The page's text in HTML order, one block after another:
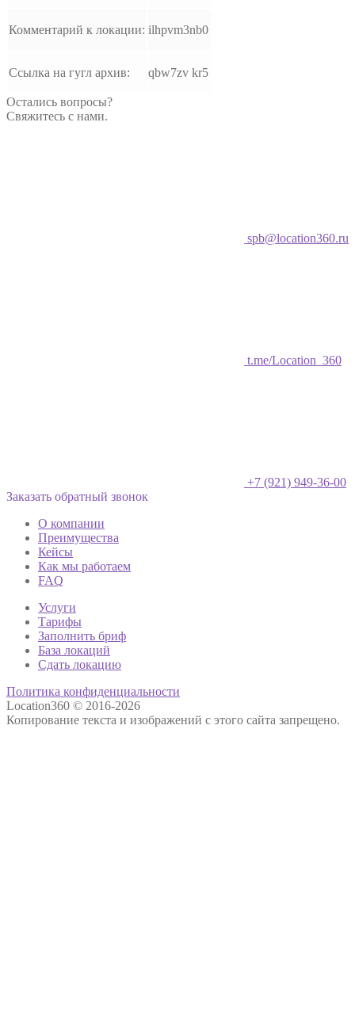
Комментарий к локации: ilhpvm3nb0
Ссылка на гугл архив: qbw7zv kr5
Остались вопросы?
Свяжитесь с нами.
spb@location360.ru
t.me/Location_360
+7 (921) 949-36-00
Заказать обратный звонок
О компании
Преимущества
Кейсы
Как мы работаем
FAQ
Услуги
Тарифы
Заполнить бриф
База локаций
Сдать локацию
Политика конфиденциальности
Location360 © 2016-2026
Копирование текста и изображений с этого сайта запрещено.